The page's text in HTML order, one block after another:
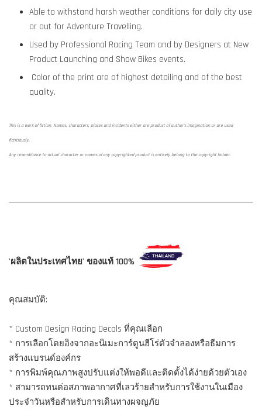
Able to withstand harsh weather conditions for daily city use
or out for Adventure Travelling.
Used by Professional Racing Team and by Designers at New
Product Launching and Show Bikes events.
Color of the print are of highest detailing and of the best
quality.
This is a work of fiction. Names, characters, places and incidents either are product of author's imagination or are used
fictitiously.
Any resemblance to actual character or names of any copyrighted product is entirely belong to the copyright holder.
'ผลิตในประเทศไทย' ของแท้ 100%
คุณสมบัติ:
* Custom Design Racing Decals ที่คุณเลือก
* การเลือกโดยอิงจากอะนิเมะการ์ตูนฮีโร่ตัวจำลองหรือธีมการ
สร้างแบรนด์องค์กร
* การพิมพ์คุณภาพสูงปรับแต่งให้พอดีและติดตั้งได้ง่ายด้วยตัวเอง
* สามารถทนต่อสภาพอากาศที่เลวร้ายสำหรับการใช้งานในเมือง
ประจำวันหรือสำหรับการเดินทางผจญภัย